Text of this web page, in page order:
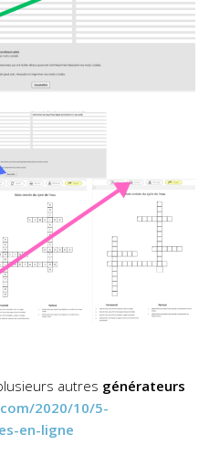
autres générateurs
2020/10/5-
en-ligne